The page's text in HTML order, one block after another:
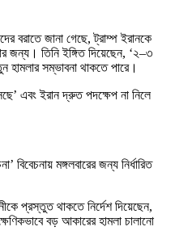
বরাতে জানা গেছে, ট্রাম্প ইরানকে
জন্য। তিনি ইঙ্গিত দিয়েছেন, ‘২–৩
হামলার সম্ভাবনা থাকতে পারে।
এবং ইরান দ্রুত পদক্ষেপ না নিলে
মঙ্গলবারের জন্য নির্ধারিত
প্রস্তুত থাকতে নির্দেশ দিয়েছেন,
বড় আকারের হামলা চালানো